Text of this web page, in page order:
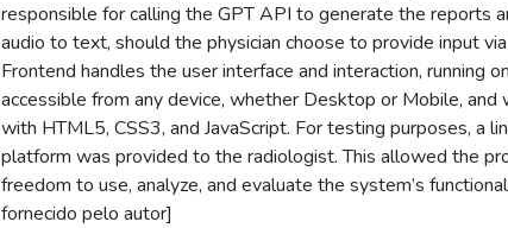
responsible for calling the GPT API to generate the reports
audio to text, should the physician choose to provide input
Frontend handles the user interface and interaction, running
accessible from any device, whether Desktop or Mobile, and
with HTML5, CSS3, and JavaScript. For testing purposes, a
platform was provided to the radiologist. This allowed the
freedom to use, analyze, and evaluate the system’s
fornecido pelo autor]